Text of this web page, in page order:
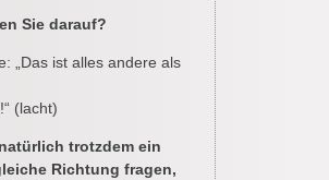
Sie darauf?
„Das ist alles andere als
(lacht)
trotzdem ein
Richtung fragen,